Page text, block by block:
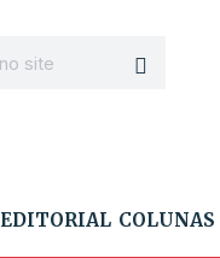
EDITORIAL COLUNAS